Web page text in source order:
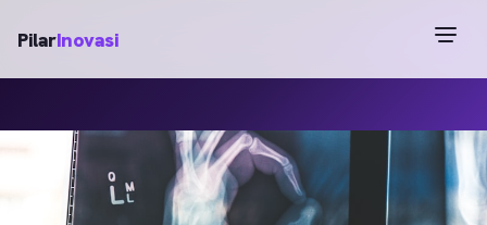
PilarInovasi